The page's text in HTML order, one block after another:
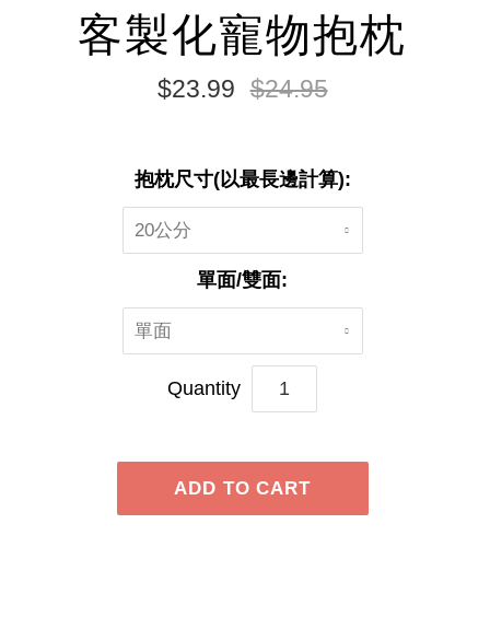
客製化寵物抱枕
$23.99 $24.95
抱枕尺寸(以最長邊計算):
20公分
單面/雙面:
單面
Quantity